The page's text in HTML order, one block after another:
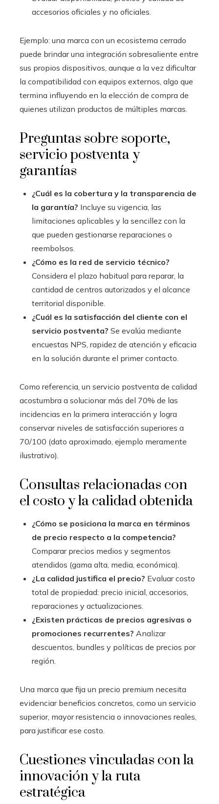
accesorios oficiales y no oficiales.
Ejemplo: una marca con un ecosistema cerrado
puede brindar una integración sobresaliente entre
sus propios dispositivos, aunque a la vez dificultar
la compatibilidad con equipos externos, algo que
termina influyendo en la elección de compra de
quienes utilizan productos de múltiples marcas.
Preguntas sobre soporte,
servicio postventa y
garantías
¿Cuál es la cobertura y la transparencia de
la garantía? Incluye su vigencia, las
limitaciones aplicables y la sencillez con la
que pueden gestionarse reparaciones o
reembolsos.
¿Cómo es la red de servicio técnico?
Considera el plazo habitual para reparar, la
cantidad de centros autorizados y el alcance
territorial disponible.
¿Cuál es la satisfacción del cliente con el
servicio postventa? Se evalúa mediante
encuestas NPS, rapidez de atención y eficacia
en la solución durante el primer contacto.
Como referencia, un servicio postventa de calidad
acostumbra a solucionar más del 70% de las
incidencias en la primera interacción y logra
conservar niveles de satisfacción superiores a
70/100 (dato aproximado, ejemplo meramente
ilustrativo).
Consultas relacionadas con
el costo y la calidad obtenida
¿Cómo se posiciona la marca en términos
de precio respecto a la competencia?
Comparar precios medios y segmentos
atendidos (gama alta, media, económica).
¿La calidad justifica el precio? Evaluar costo
total de propiedad: precio inicial, accesorios,
reparaciones y actualizaciones.
¿Existen prácticas de precios agresivas o
promociones recurrentes? Analizar
descuentos, bundles y políticas de precios por
región.
Una marca que fija un precio premium necesita
evidenciar beneficios concretos, como un servicio
superior, mayor resistencia o innovaciones reales,
para justificar ese costo.
Cuestiones vinculadas con la
innovación y la ruta
estratégica